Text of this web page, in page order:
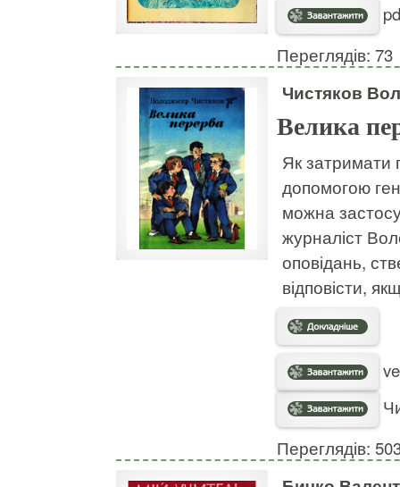
Переглядів: 73
Чистяков
Велика
Як затримати
допомогою
можна
журналіст
оповідань,
відповісти,
Переглядів: